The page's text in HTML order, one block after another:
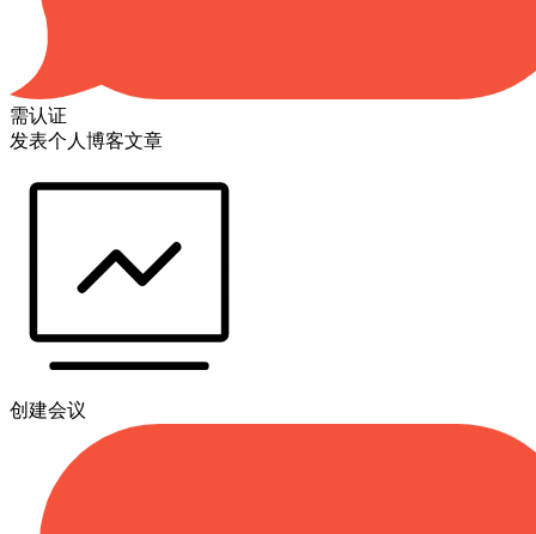
需认证
发表个人博客文章
创建会议